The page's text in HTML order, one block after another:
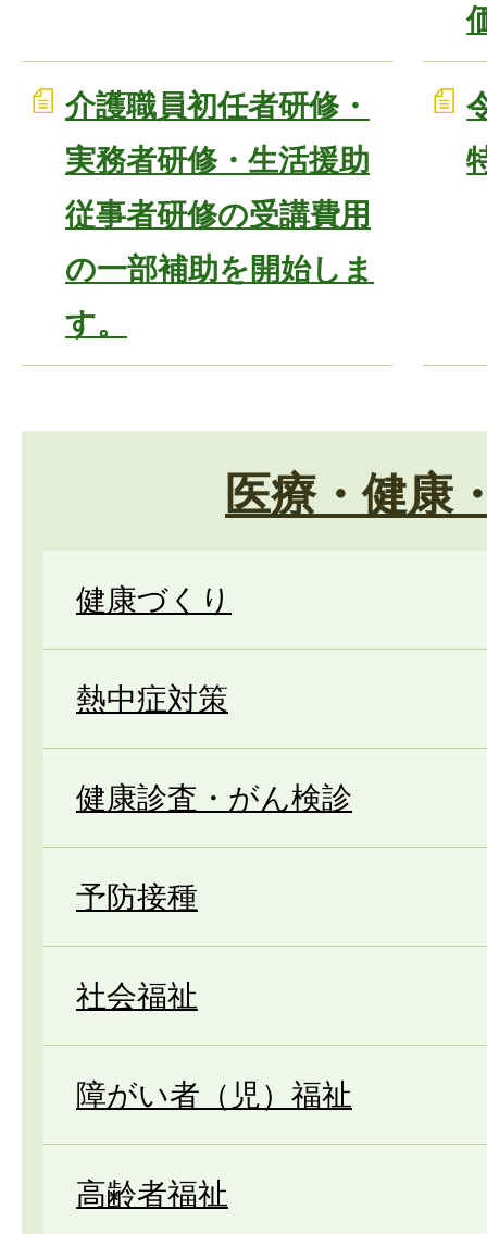
介護職員初任者研修・
実務者研修・生活援助
従事者研修の受講費用
の一部補助を開始しま
す。
医療・健康
健康づくり
熱中症対策
健康診査・がん検診
予防接種
社会福祉
障がい者（児）福祉
高齢者福祉